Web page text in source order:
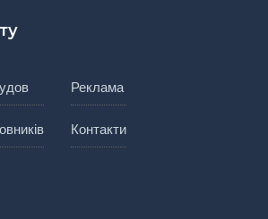
Реклама
Контакти